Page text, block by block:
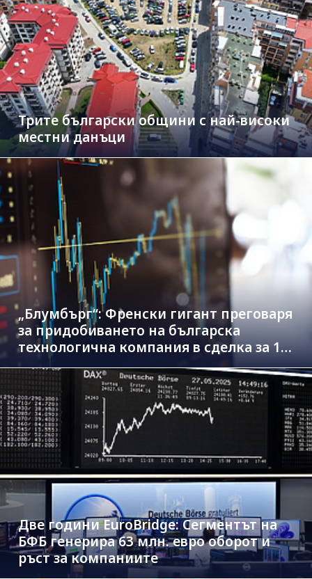
Трите български общини с най-високи
местни данъци
„Блумбърг“: Френски гигант преговаря
за придобиването на българска
технологична компания в сделка за 1.3
млрд. евро
Две години EuroBridge: Сегментът на
БФБ генерира 63 млн. евро оборот и
ръст за компаниите